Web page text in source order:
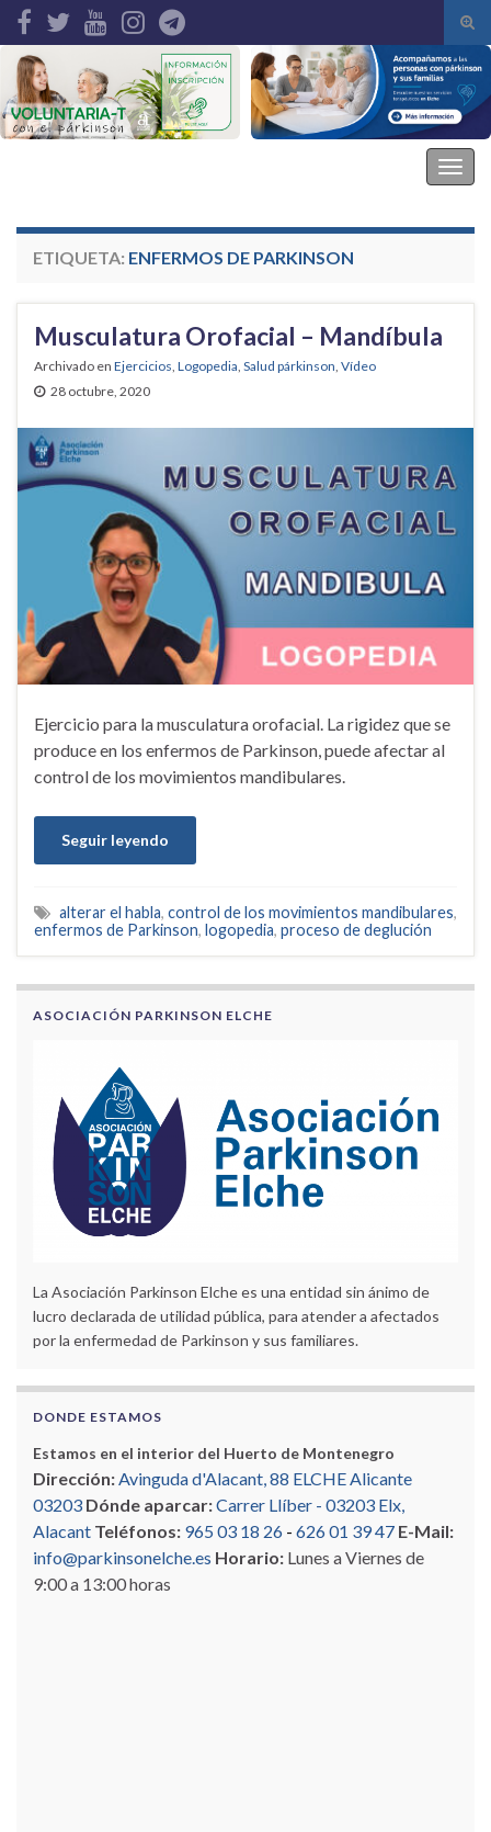
de
Search for:
ETIQUETA: ENFERMOS DE PARKINSON
Musculatura Orofacial – Mandíbula
Archivado en Ejercicios, Logopedia, Salud párkinson, Vídeo
28 octubre, 2020
Ejercicio para la musculatura orofacial. La rigidez que se
produce en los enfermos de Parkinson, puede afectar al
control de los movimientos mandibulares.
Seguir leyendo
alterar el habla, control de los movimientos mandibulares,
enfermos de Parkinson, logopedia, proceso de deglución
ASOCIACIÓN PARKINSON ELCHE
La Asociación Parkinson Elche es una entidad sin ánimo de
lucro declarada de utilidad pública, para atender a afectados
por la enfermedad de Parkinson y sus familiares.
DONDE ESTAMOS
Estamos en el interior del Huerto de Montenegro
Dirección:Avinguda d'Alacant, 88 ELCHE Alicante
03203 Dónde aparcar:Carrer Llíber - 03203 Elx,
Alacant Teléfonos: 965 03 18 26 - 626 01 39 47 E-Mail:
info@parkinsonelche.es Horario: Lunes a Viernes de
9:00 a 13:00 horas